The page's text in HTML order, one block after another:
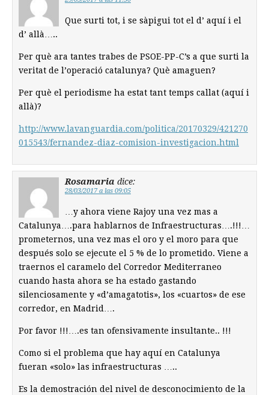
Que surti tot, i se sàpigui tot el d’ aquí i el
d’ allà…..
Per què ara tantes trabes de PSOE-PP-C’s a que surti la
veritat de l’operació catalunya? Què amaguen?
Per què el periodisme ha estat tant temps callat (aquí i
allà)?
http://www.lavanguardia.com/politica/20170329/421270
015543/fernandez-diaz-comision-investigacion.html
Rosamaria dice:
28/03/2017 a las 09:05
…y ahora viene Rajoy una vez mas a
Catalunya….para hablarnos de Infraestructuras….!!!…
prometernos, una vez mas el oro y el moro para que
después solo se ejecute el 5 % de lo prometido. Viene a
traernos el caramelo del Corredor Mediterraneo
cuando hasta ahora se ha estado gastando
silenciosamente y «d’amagatotis», los «cuartos» de ese
corredor, en Madrid….
Por favor !!!….es tan ofensivamente insultante.. !!!
Como si el problema que hay aquí en Catalunya
fueran «solo» las infraestructuras …..
Es la demostración del nivel de desconocimiento de la